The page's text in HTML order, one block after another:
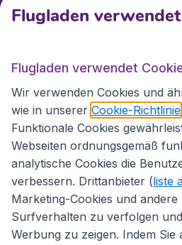
Kundenservice
Flugladen.at
Internationale Webseiten
Flugladen
Flugladen verwendet
Wir verwenden Cookies und
wie in unserer Cookie-Richtlinie
Funktionale Cookies
Webseiten ordnungsgemäß
analytische Cookies die
verbessern. Drittanbieter (liste
Marketing-Cookies und
Surfverhalten zu verfolgen
Werbung zu zeigen. Indem Sie